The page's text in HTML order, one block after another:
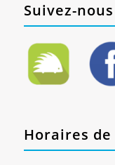
Suivez-nous
Horaires